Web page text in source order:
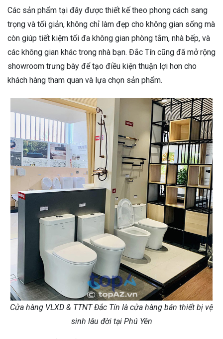
Các sản phẩm tại đây được thiết kế theo phong cách sang
trọng và tối giản, không chỉ làm đẹp cho không gian sống mà
còn giúp tiết kiệm tối đa không gian phòng tắm, nhà bếp, và
các không gian khác trong nhà bạn. Đắc Tín cũng đã mở rộng
showroom trưng bày để tạo điều kiện thuận lợi hơn cho
khách hàng tham quan và lựa chọn sản phẩm.
Cửa hàng VLXD & TTNT Đắc Tín là cửa hàng bán thiết bị vệ
sinh lâu đời tại Phú Yên